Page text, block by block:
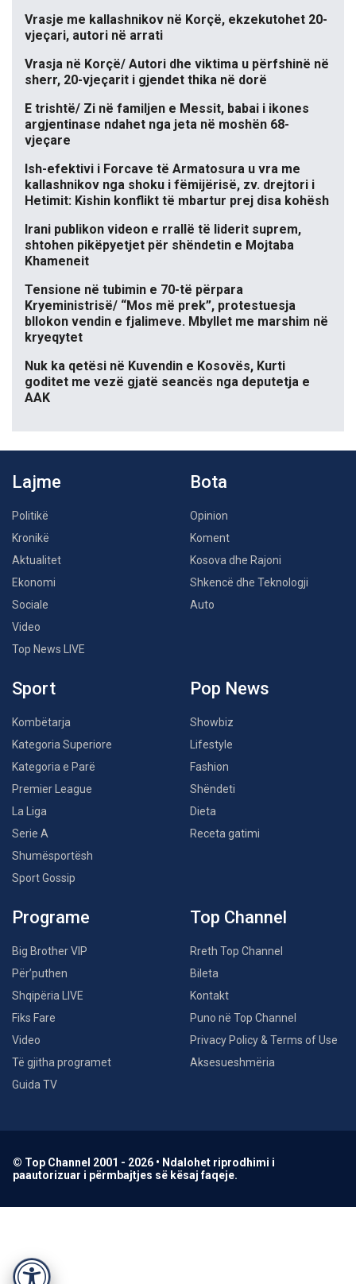
Vrasje me kallashnikov në Korçë, ekzekutohet 20-
vjeçari, autori në arrati
Vrasja në Korçë/ Autori dhe viktima u përfshinë në
sherr, 20-vjeçarit i gjendet thika në dorë
E trishtë/ Zi në familjen e Messit, babai i ikones
argjentinase ndahet nga jeta në moshën 68-
vjeçare
Ish-efektivi i Forcave të Armatosura u vra me
kallashnikov nga shoku i fëmijërisë, zv. drejtori i
Hetimit: Kishin konflikt të mbartur prej disa kohësh
Irani publikon videon e rrallë të liderit suprem,
shtohen pikëpyetjet për shëndetin e Mojtaba
Khameneit
Tensione në tubimin e 70-të përpara
Kryeministrisë/ “Mos më prek”, protestuesja
bllokon vendin e fjalimeve. Mbyllet me marshim në
kryeqytet
Nuk ka qetësi në Kuvendin e Kosovës, Kurti
goditet me vezë gjatë seancës nga deputetja e
AAK
Lajme
Politikë
Kronikë
Aktualitet
Ekonomi
Sociale
Video
Top News LIVE
Bota
Opinion
Koment
Kosova dhe Rajoni
Shkencë dhe Teknologji
Auto
Sport
Kombëtarja
Kategoria Superiore
Kategoria e Parë
Premier League
La Liga
Serie A
Shumësportësh
Sport Gossip
Pop News
Showbiz
Lifestyle
Fashion
Shëndeti
Dieta
Receta gatimi
Programe
Big Brother VIP
Për’puthen
Shqipëria LIVE
Fiks Fare
Video
Të gjitha programet
Guida TV
Top Channel
Rreth Top Channel
Bileta
Kontakt
Puno në Top Channel
Privacy Policy & Terms of Use
Aksesueshmëria
© Top Channel 2001 - 2026 • Ndalohet riprodhimi i
paautorizuar i përmbajtjes së kësaj faqeje.